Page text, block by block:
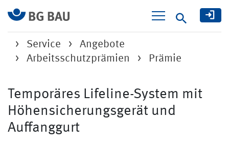
Suche
Service
Angebote
Arbeitsschutzprämien
Prämie
Temporäres Lifeline-System mit
Höhensicherungsgerät und
Auffanggurt